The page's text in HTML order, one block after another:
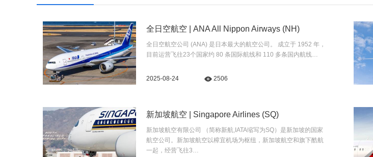
全日空航空 | ANA All Nippon Airways (NH)
全日空航空公司 (ANA) 是日本最大的航空公司。 成立于 1952 年，
目前运营飞往23个国家约 80 条国际航线和 110 多条国内航线…
2025-08-24 2506
新加坡航空 | Singapore Airlines (SQ)
新加坡航空有限公司 （简称新航,IATA缩写为SQ）是新加坡的国家
航空公司。新加坡航空以樟宜机场为枢纽，新加坡航空和旗下酷航
一起，经营飞往3…